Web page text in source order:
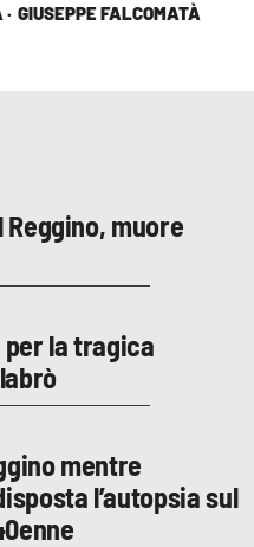
GIUSEPPE FALCOMATÀ
muore
per la tragica
mentre
l’autopsia sul